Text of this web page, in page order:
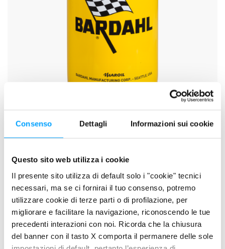
Consenso Dettagli Informazioni sui cookie
Questo sito web utilizza i cookie
Il presente sito utilizza di default solo i "cookie" tecnici
necessari, ma se ci fornirai il tuo consenso, potremo
utilizzare cookie di terze parti o di profilazione, per
migliorare e facilitare la navigazione, riconoscendo le tue
precedenti interazioni con noi. Ricorda che la chiusura
del banner con il tasto X comporta il permanere delle sole
SCHEDA TECNICA SCHEDA DI SICUREZZA
DESCRIZIONE
GEAR TECH C60 Industrial Oil è una gamma completa di
lubrificanti EP per ingranaggi industriali operanti in condizioni di
esercizio gravoso. Sono formulati in modo specifico per